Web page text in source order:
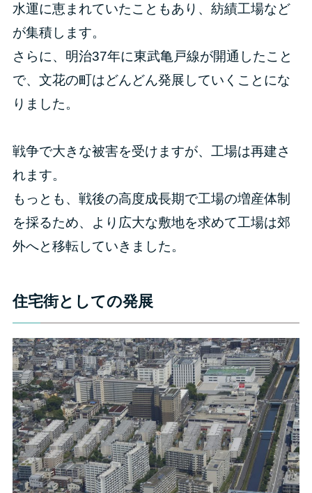
水運に恵まれていたこともあり、紡績工場など
が集積します。
さらに、明治37年に東武亀戸線が開通したこと
で、文花の町はどんどん発展していくことにな
りました。
戦争で大きな被害を受けますが、工場は再建さ
れます。
もっとも、戦後の高度成長期で工場の増産体制
を採るため、より広大な敷地を求めて工場は郊
外へと移転していきました。
住宅街としての発展